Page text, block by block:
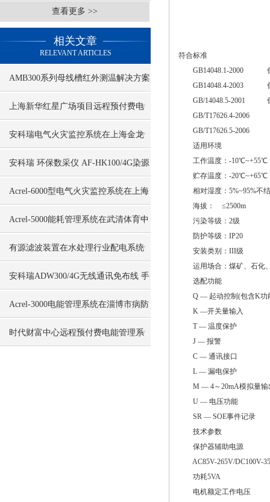
查看更多 >>
相关文章
RELEVANT ARTICLES
AMB300系列母线槽红外测温解决方案
南沙XX养殖项目案例分享
上海新华红星广场项目远程预付费电
能管理系统的设计与应用
安科瑞电气火灾监控系统在上海金龙
鱼大厦项目的应用
安科瑞 环保数采仪 AF-HK100/4G染源
在线监测数据采集传输仪
Acrel-6000型电气火灾监控系统在上海
轨道交通项目应用
Acrel-5000能耗管理系统在武清体育中
心项目的应用
有源滤波装置在水处理行业配电系统
中的应用
安科瑞ADW300/4G无线通讯免布线 手
机电脑端看数据
Acrel-3000电能管理系统在淄博市病防
治院项目中的应用
时代财富中心远程预付费电能管理系
符合标准
GB14048.1-2000 低
GB14048.4-2003 低压
GB/14048.5-2001 低压
GB/T17626.4-2006 电
GB/T17626.5-2006 浪
适用环境
工作温度：-10℃~+55℃
贮存温度：-20℃~+65℃
相对湿度：5%~95%不
海拔： ≤2500m
污染等级：2级
防护等级：IP20
安装类别：III级
运用场合：煤矿、石化、
选配功能
Q — 起动控制(包含K功
K —开关量输入
T — 温度保护
J — 报警
C — 通讯接口
L — 漏电保护
M — 4～20mA模拟量输
U — 电压功能
SR — SOE事件记录
技术参数
保护器辅助电源
AC85V-265V/DC100V-
功耗5VA
电机额定工作电压